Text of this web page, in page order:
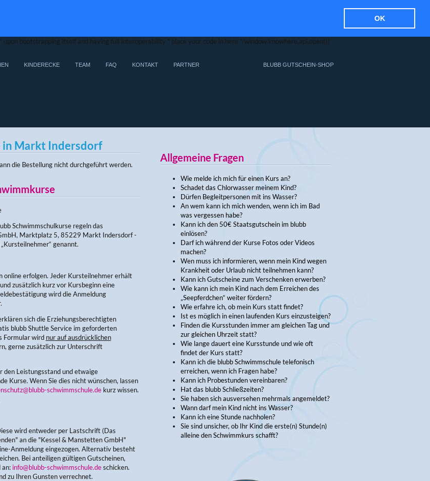
OK
bootstrapping itself and having full interoperability * place your code in here */window.knowhere.api.open()}
KINDERECKE TEAM FAQ KONTAKT PARTNER BLUBB GUTSCHEIN-SHOP
Allgemeine Fragen
Wie melde ich mich für einen Kurs an?
Schadet das Chlorwasser meinem Kind?
Dürfen Begleitpersonen mit ins Wasser?
An wem kann ich mich wenden, wenn ich im Bad
was vergessen habe?
Kann ich den 50€ Staatsgutschein im blubb
einlösen?
Darf ich während der Kurse Fotos oder Videos
machen?
Wen muss ich informieren, wenn mein Kind wegen
Krankheit oder Urlaub nicht teilnehmen kann?
Kann ich Gutscheine zum Verschenken erwerben?
Wie kann ich mein Kind nach dem Erreichen des
„Seepferdchen“ weiter fördern?
Wie erfahre ich, ob mein Kurs statt findet?
Ist es möglich in einen laufenden Kurs einzusteigen?
Finden die Kursstunden immer am gleichen Tag und
zur gleichen Uhrzeit statt?
Wie lange dauert eine Kursstunde und wie oft
findet der Kurs statt?
Kann ich die blubb Schwimmschule telefonisch
erreichen, wenn ich Fragen habe?
Kann ich Probestunden vereinbaren?
Hat das blubb Schließzeiten?
Sie haben sich ausversehen mehrmals angemeldet?
Wann darf mein Kind nicht ins Wasser?
Kann ich eine Stunde nachholen?
Sie sind unsicher, ob Ihr Kind die erste(n) Stunde(n)
alleine den Schwimmkurs schafft?
in Markt Indersdorf
die Bestellung nicht durchgeführt werden.
Schwimmschulkurse regeln das
Marktplatz 5, 85229 Markt Indersdorf -
genannt.
online erfolgen. Jeder Kursteilnehmer erhält
zusätzlich kurz vor Kursbeginn eine
wird die Anmeldung
sich die Erziehungsberechtigten
blubb Shuttle Service im geforderten
Formular wird nur auf ausdrücklichen
gerne zusätzlich zur Unterschrift
den Leistungsstand und etwaige
Kurse. Wenn Sie dies nicht wünschen, lassen
schwimmschule.dekurz wissen.
wird entweder per Lastschrift (Das
an die "Kessel & Manstetten GmbH"
Anmeldung eingezogen. Alternativ besteht
Bei anteiligen gültigen Gutscheinen,
an: info@blubb-schwimmschule.deschicken.
zu Ihren Gunsten verrechnet.